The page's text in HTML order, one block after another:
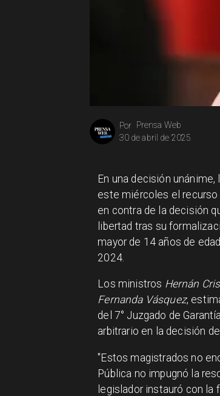
Prensa Web
Por
30 de abril de 2025
En una decisión
este miércoles el
en contra de la decisión
libertad tras su
mayor de 14 años de
2024.
Los ministros Hernán
Fernanda Vásquez,
del 7° Juzgado de
arbitrario en la decisión
"Estos magistrados no
Pública no impugnó la
legislador instauró con la